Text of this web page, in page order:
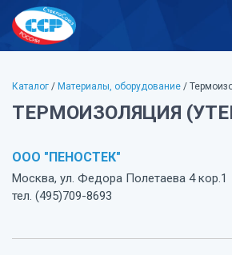
Каталог / Материалы, оборудование /
ТЕРМОИЗОЛЯЦИЯ
ООО "ПЕНОСТЕК"
Москва, ул. Федора Полетаева 4 кор.1
тел. (495)709-8693